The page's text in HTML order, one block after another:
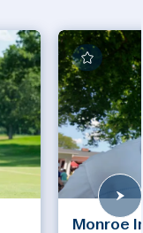
Monroe